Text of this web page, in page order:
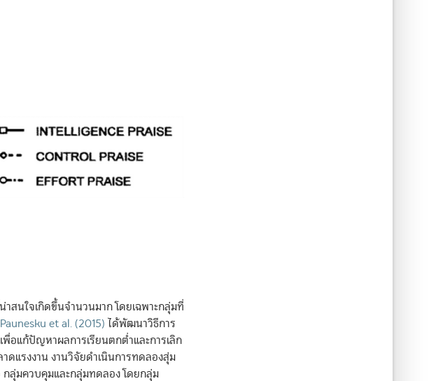
สนใจเกิดขึ้นจำนวนมาก โดยเฉพาะกลุ่มที่
Paunesku et al. (2015) ได้พัฒนาวิธีการ
อแก้ปัญหาผลการเรียนตกต่ำและการเลิก
ดแรงงาน งานวิจัยดำเนินการทดลองสุ่ม
กลุ่มควบคุมและกลุ่มทดลอง โดยกลุ่ม